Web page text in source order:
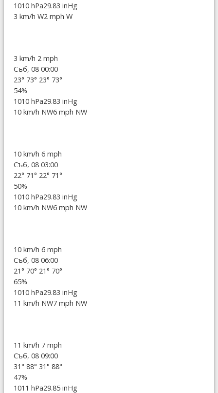
1010 hPa29.83 inHg
3 km/h W2 mph W
3 km/h 2 mph
Съб, 08 00:00
23° 73° 23° 73°
54%
1010 hPa29.83 inHg
10 km/h NW6 mph NW
10 km/h 6 mph
Съб, 08 03:00
22° 71° 22° 71°
50%
1010 hPa29.83 inHg
10 km/h NW6 mph NW
10 km/h 6 mph
Съб, 08 06:00
21° 70° 21° 70°
65%
1010 hPa29.83 inHg
11 km/h NW7 mph NW
11 km/h 7 mph
Съб, 08 09:00
31° 88° 31° 88°
47%
1011 hPa29.85 inHg